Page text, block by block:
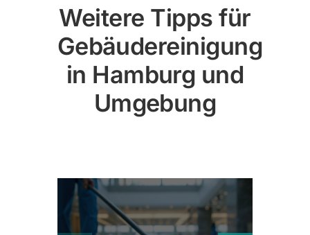
Weitere Tipps für
Gebäudereinigung
in Hamburg und
Umgebung